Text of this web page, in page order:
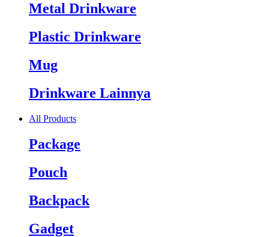
Metal Drinkware
Plastic Drinkware
Mug
Drinkware Lainnya
All Products
Package
Pouch
Backpack
Gadget